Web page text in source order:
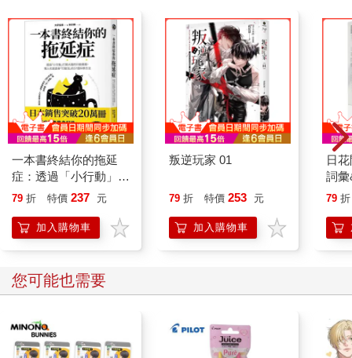
便講解一下我解開封印之後會面對的現實，我估計還會依照各種
套路程序一條龍發展，再提個我身體的變化巴拉巴拉的……
嗯，可以稍微掌握自己未來發展的感覺還真不錯啊。
畢竟我也遇過不少事情了呢！
雖然還沒有進入木屋，不過我深深覺得我這個人果然是有成長
的。
也因為如此，我完全沒有反應過來我在陰影示意下推開門後看見
的人事物，尤其是人，看見屋內的人我整個呆滯了三秒，然後把
門給關上。
我深深覺得我幻覺了。
一本書終結你的拖延
症：透過「小行動」打
開大腦的行動開關，懶
的37個科學方法
79 折 特價 237 元
加入購物車
叛逆玩家 01
79 折 特價 253 元
加入購物車
日
詞
79 折
您可能也需要